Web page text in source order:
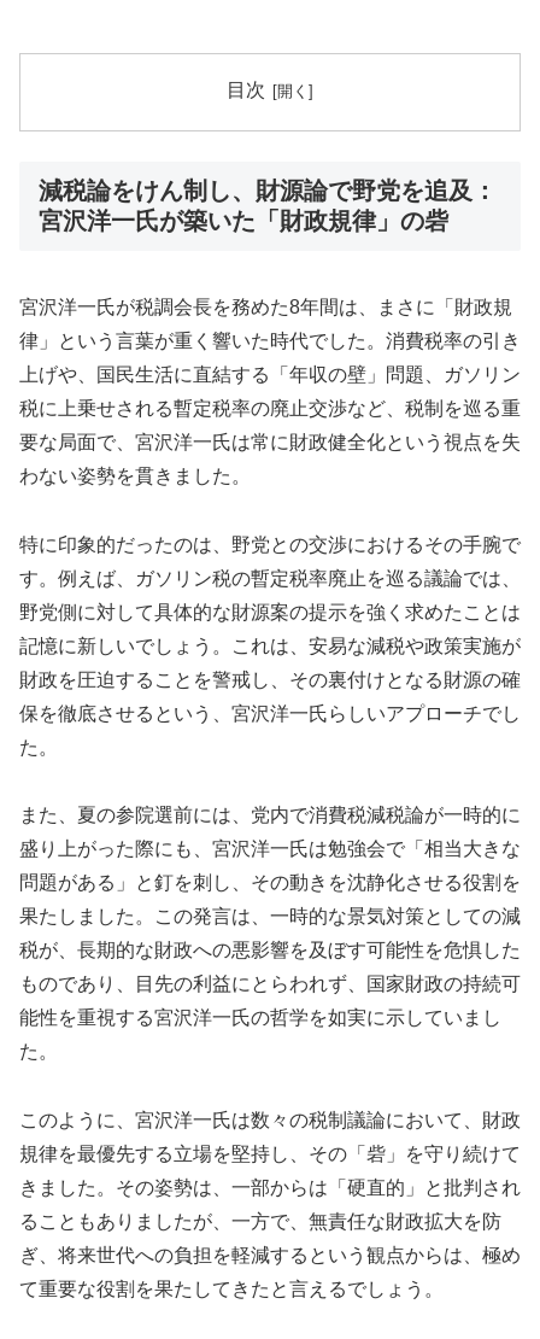
目次
減税論をけん制し、財源論で野党を追及：
宮沢洋一氏が築いた「財政規律」の砦
宮沢洋一氏が税調会長を務めた8年間は、まさに「財政規
律」という言葉が重く響いた時代でした。消費税率の引き
上げや、国民生活に直結する「年収の壁」問題、ガソリン
税に上乗せされる暫定税率の廃止交渉など、税制を巡る重
要な局面で、宮沢洋一氏は常に財政健全化という視点を失
わない姿勢を貫きました。
特に印象的だったのは、野党との交渉におけるその手腕で
す。例えば、ガソリン税の暫定税率廃止を巡る議論では、
野党側に対して具体的な財源案の提示を強く求めたことは
記憶に新しいでしょう。これは、安易な減税や政策実施が
財政を圧迫することを警戒し、その裏付けとなる財源の確
保を徹底させるという、宮沢洋一氏らしいアプローチでし
た。
また、夏の参院選前には、党内で消費税減税論が一時的に
盛り上がった際にも、宮沢洋一氏は勉強会で「相当大きな
問題がある」と釘を刺し、その動きを沈静化させる役割を
果たしました。この発言は、一時的な景気対策としての減
税が、長期的な財政への悪影響を及ぼす可能性を危惧した
ものであり、目先の利益にとらわれず、国家財政の持続可
能性を重視する宮沢洋一氏の哲学を如実に示していまし
た。
このように、宮沢洋一氏は数々の税制議論において、財政
規律を最優先する立場を堅持し、その「砦」を守り続けて
きました。その姿勢は、一部からは「硬直的」と批判され
ることもありましたが、一方で、無責任な財政拡大を防
ぎ、将来世代への負担を軽減するという観点からは、極め
て重要な役割を果たしてきたと言えるでしょう。